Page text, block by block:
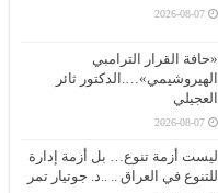
2026-08-07
«حافة القرار الترامبي
الهيروشيمي»….الدكتور ثائر
العجيلي
2026-08-07
ليست أزمة تنوع… بل أزمة إدارة
للتنوع في العراق .. ..د. جوتيار تمر